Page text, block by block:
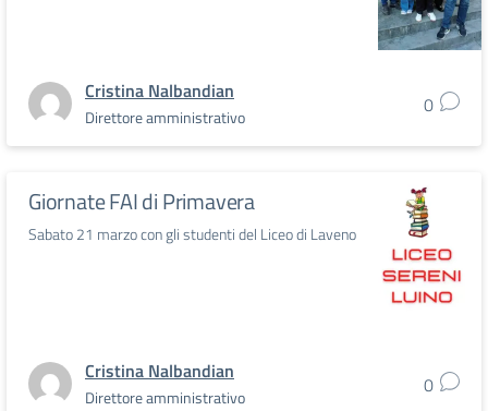
Cristina Nalbandian
Direttore amministrativo 0
Giornate FAI di Primavera
Sabato 21 marzo con gli studenti del Liceo di Laveno
Cristina Nalbandian
Direttore amministrativo 0